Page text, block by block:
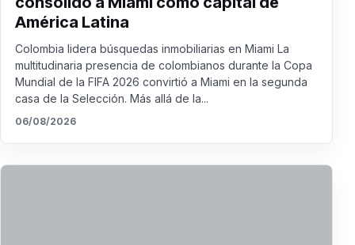
América Latina
Colombia lidera búsquedas inmobiliarias en Miami La
multitudinaria presencia de colombianos durante la Copa
Mundial de la FIFA 2026 convirtió a Miami en la segunda
casa de la Selección. Más allá de la...
06/08/2026